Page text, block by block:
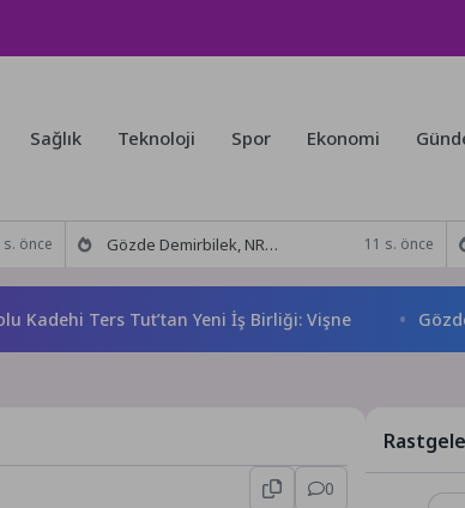
Sağlık Teknoloji Spor Ekonomi
s. önce Gözde Demirbilek, NR1 Magazin’de: ‘Son assolist olarak var olacağım!’ 11 s. önce
Ters Tut’tan Yeni İş Birliği: Vişne Gözde
0